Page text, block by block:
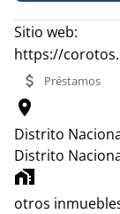
Sitio web:
https://
attach_money Préstamos
location_on
Distrito
Distrito
home_work
otros